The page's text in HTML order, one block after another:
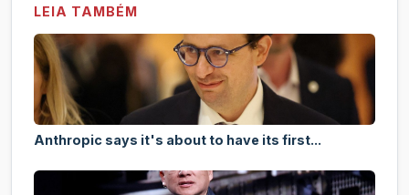
LEIA TAMBÉM
Anthropic says it's about to have its first...